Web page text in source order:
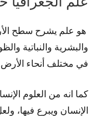
هو علم يشرح سطح
والبشرية والنباتية
في مختلف أنحاء الأرض.
كما انه من العلوم
الإنسان ويبرع فيها،